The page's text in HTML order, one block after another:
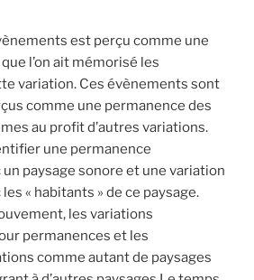
est perçu comme une
l’on ait mémorisé les
variation. Ces évènements sont
comme une permanence des
au profit d’autres variations.
une permanence
un paysage sonore et une variation
« habitants » de ce paysage.
les variations
permanences et les
comme autant de paysages